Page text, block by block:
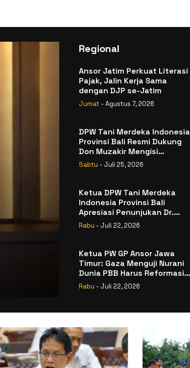
Regional
Ansor Jatim Perkuat Literasi
Pajak, Jalin Kerja Sama
dengan DJP se-Jatim
Jumat - Agustus 7, 2026
DPW Tani Merdeka Indonesia
Provinsi Bali Resmi Dukung
Don Muzakir Mengisi
Jabatan Wakil Menteri
Pertanian RI
Sabtu - Juli 25, 2026
Ketua DPW Tani Merdeka
Indonesia Provinsi Bali
Apresiasi Penunjukan Dr.
Sudaryono sebagai Kepala
Badan Gizi Nasional
Rabu - Juli 22, 2026
Ketua PW GP Ansor Jawa
Timur: Gaza Menguji Nurani
Dunia PBB Harus Reformasi
Total atau Kehilangan
Rabu - Juli 22, 2026